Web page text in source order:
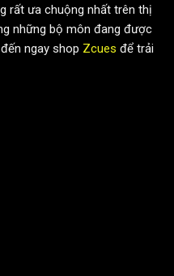
rất ưa chuộng nhất trên thị
những bộ môn đang được
ngay shop Zcues để trải